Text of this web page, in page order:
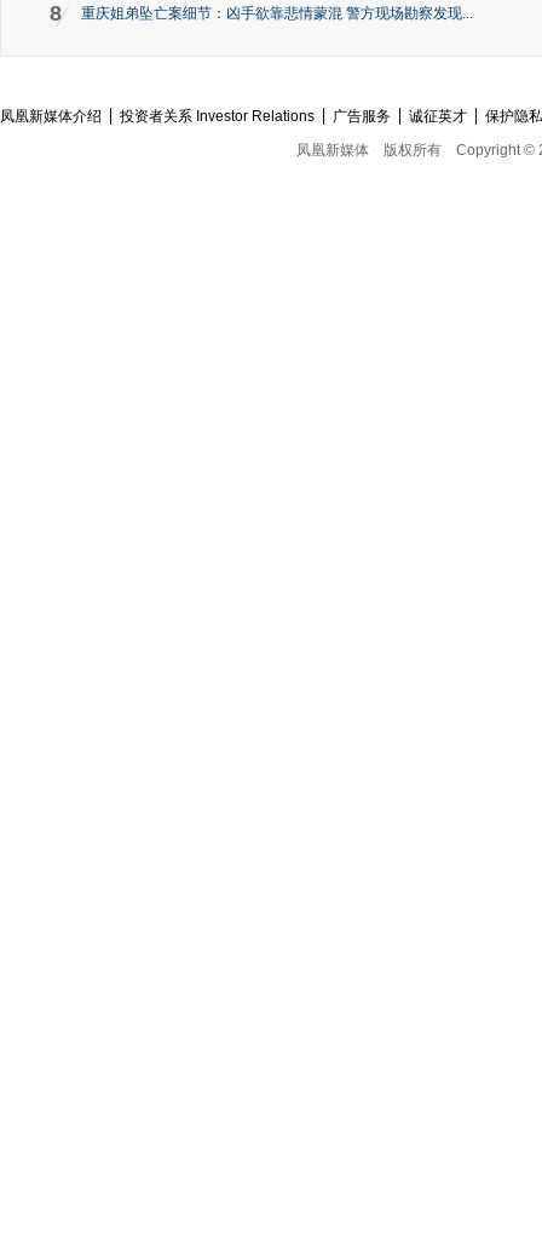
8 重庆姐弟坠亡案细节：凶手欲靠悲情蒙混 警方现场勘察发现...
凤凰新媒体介绍 投资者关系 Investor Relations 广告服务 诚征英才
保护隐
凤凰新媒体
版权所有 Copyright ©